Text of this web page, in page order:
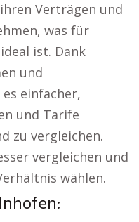
Verträgen und
was für
ist. Dank
und
einfacher,
und Tarife
zu vergleichen.
vergleichen und
wählen.